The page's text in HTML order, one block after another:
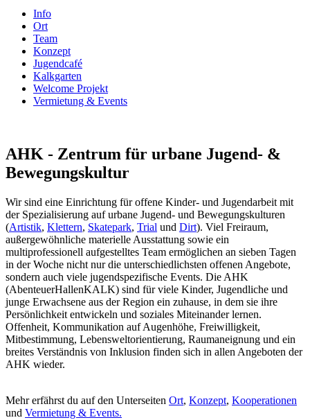
Info
Ort
Team
Konzept
Jugendcafé
Kalkgarten
Welcome Projekt
Vermietung & Events
AHK - Zentrum für urbane Jugend- &
Bewegungskultur
Wir sind eine Einrichtung für offene Kinder- und Jugendarbeit mit
der Spezialisierung auf urbane Jugend- und Bewegungskulturen
(Artistik, Klettern, Skatepark, Trial und Dirt). Viel Freiraum,
außergewöhnliche materielle Ausstattung sowie ein
multiprofessionell aufgestelltes Team ermöglichen an sieben Tagen
in der Woche nicht nur die unterschiedlichsten offenen Angebote,
sondern auch viele jugendspezifische Events. Die AHK
(AbenteuerHallenKALK) sind für viele Kinder, Jugendliche und
junge Erwachsene aus der Region ein zuhause, in dem sie ihre
Persönlichkeit entwickeln und soziales Miteinander lernen.
Offenheit, Kommunikation auf Augenhöhe, Freiwilligkeit,
Mitbestimmung, Lebensweltorientierung, Raumaneignung und ein
breites Verständnis von Inklusion finden sich in allen Angeboten der
AHK wieder.
Mehr erfährst du auf den Unterseiten Ort, Konzept, Kooperationen
und Vermietung & Events.